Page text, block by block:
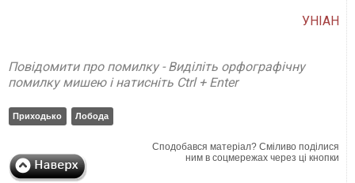
УНІАН
Повідомити про помилку - Виділіть орфографічну
помилку мишею і натисніть Ctrl + Enter
Приходько Лобода
Сподобався матеріал? Сміливо поділися
ним в соцмережах через ці кнопки